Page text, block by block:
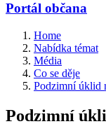
Portál občana
Home
Nabídka témat
Média
Co se děje
Podzimní úklid
Podzimní